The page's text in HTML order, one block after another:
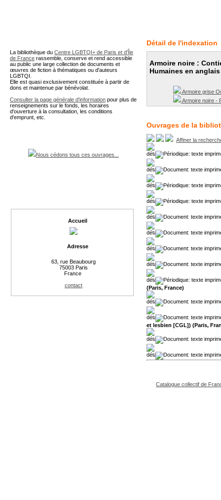
Détail de l'indexation
Armoire noire :
Humaines en anglais
Armoire grise
Armoire noire -
Ouvrages de la
Affiner la
(Paris, France)
et lesbien [CGL]) (Paris,
Catalogue collectif de
La bibliothèque du Centre LGBTQI+ de Paris et d'Île
de France rassemble, conserve et rend accessible
au public une large collection de documents et
œuvres de fiction à thématiques ou d'auteurs
LGBTQI.
Elle est quasi exclusivement constituée à partir de
dons et maintenue par bénévolat.
Consulter la page générale d'information pour plus de
renseignements sur le fonds, les horaires
d'ouverture à la consultation, les conditions
d'emprunt, etc.
Nous cédons tous ces ouvrages...
Accueil
Adresse
63, rue Beaubourg
75003 Paris
France
contact